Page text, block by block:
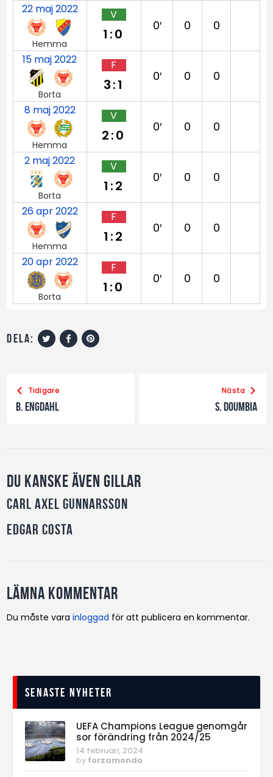
22 maj 2022
Hemma
V
1:0
0′ 0 0
15 maj 2022
Borta
F
3:1
0′ 0 0
8 maj 2022
Hemma
V
2:0
0′ 0 0
2 maj 2022
Borta
V
1:2
0′ 0 0
26 apr 2022
Hemma
F
1:2
0′ 0 0
20 apr 2022
Borta
F
1:0
0′ 0 0
dela:
Tidigare
B. Engdahl
Nästa
S. Doumbia
Du kanske även gillar
Carl Axel Gunnarsson
Edgar Costa
Lämna kommentar
Du måste varainloggad för att publicera en kommentar.
Senaste nyheter
UEFA Champions League genomgår
sor förändring från 2024/25
14 februari, 2024
by forzamondo